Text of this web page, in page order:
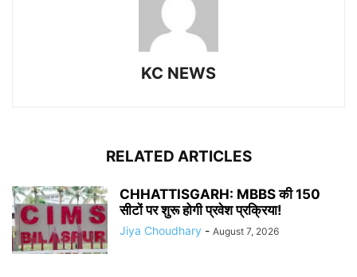
KC NEWS
RELATED ARTICLES
CHHATTISGARH: MBBS की 150
सीटों पर शुरू होगी प्रवेश प्रक्रिया!
Jiya Choudhary - August 7, 2026